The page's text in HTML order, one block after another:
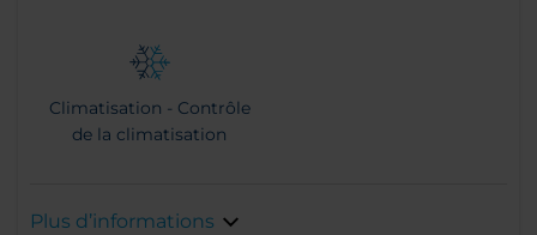
Climatisation - Contrôle
de la climatisation
Plus d’informations